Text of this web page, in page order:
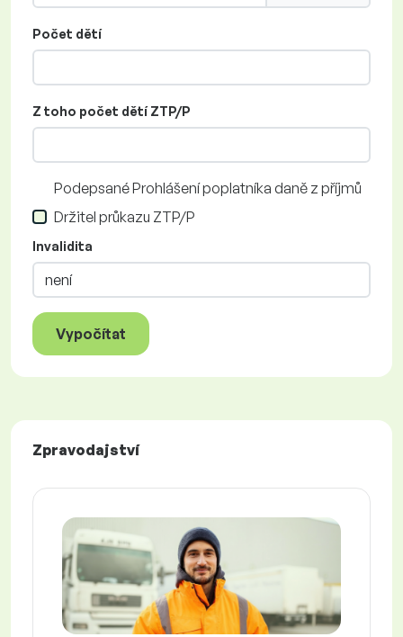
Počet dětí
Z toho počet dětí ZTP/P
Podepsané Prohlášení poplatníka daně z příjmů
Držitel průkazu ZTP/P
Invalidita
Vypočítat
Zpravodajství